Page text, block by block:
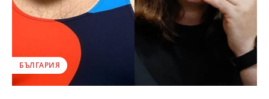
БЪЛГАРИЯ